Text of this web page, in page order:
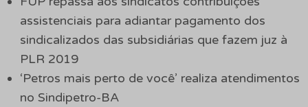
assistenciais para adiantar pagamento dos
sindicalizados das subsidiárias que fazem juz à
PLR 2019
‘Petros mais perto de você’ realiza atendimentos
no Sindipetro-BA